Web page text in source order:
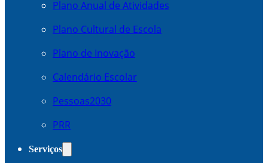
Plano Anual de Atividades
Plano Cultural de Escola
Plano de Inovação
Calendário Escolar
Pessoas2030
PRR
Serviços